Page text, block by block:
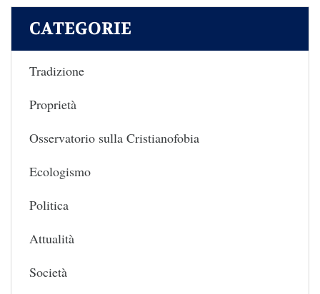
CATEGORIE
Tradizione
Proprietà
Osservatorio sulla Cristianofobia
Ecologismo
Politica
Attualità
Società